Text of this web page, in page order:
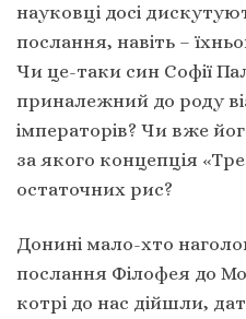
науковці досі
послання, навіть –
Чи це-таки син Софії
приналежний до роду
імператорів? Чи вже
за якого концепція
остаточних рис?
Донині мало-хто
послання Філофея до
котрі до нас дійшли,